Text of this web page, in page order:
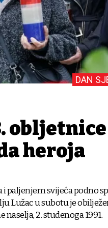
DAN
heroja
i paljenjem svijeća podno
Lužac u subotu je
2. studenoga 1991.